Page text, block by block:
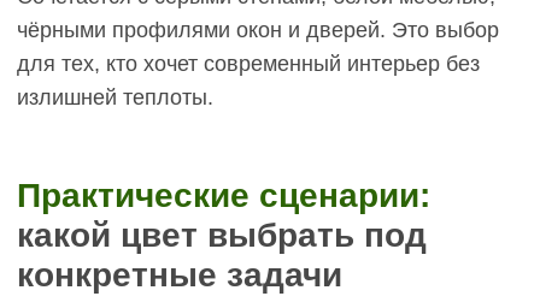
повреждённого участка, нанесение масла или
лака. Граница ремонта почти не видна.
На тёмном паркете царапины светлеют и требуют
тонировки в цвет. Локальный ремонт сложнее:
циклёвка и повторная тонировка всего
помещения через 10–15 лет, стоимость ~1000–
1500 руб/м².
Обновление покрытия